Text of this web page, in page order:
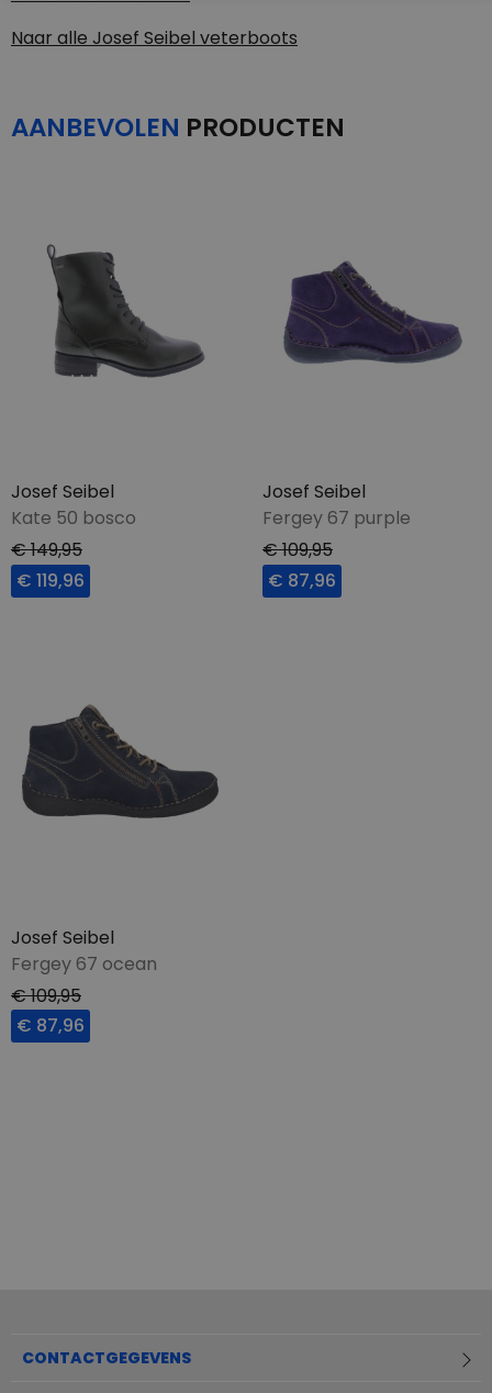
Naar alle Josef Seibel veterboots
AANBEVOLEN PRODUCTEN
Josef Seibel
Kate 50 bosco
€ 149,95
€ 119,96
Josef Seibel
Fergey 67 purple
€ 109,95
€ 87,96
Josef Seibel
Fergey 67 ocean
€ 109,95
€ 87,96
CONTACTGEGEVENS